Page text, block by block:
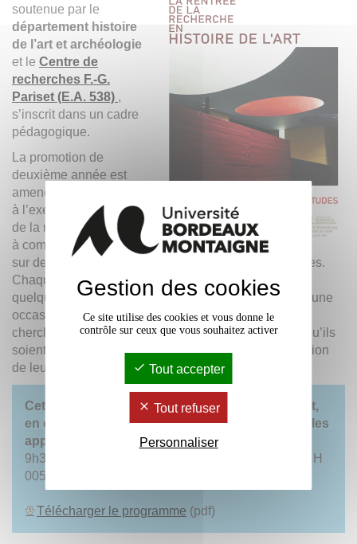
soutenue par le
département histoire
de l’art et archéologie
et le Centre de
recherches F.-G.
Pariset (E.A. 538) ,
s’inscrit dans un cadre
pédagogique.
La promotion de
deuxième année est
amenée à se confronter
à l’exercice académique
de la réponse à un appel
à communication articulé
sur des enjeux historiographiques ou méthodologiques.
Chaque étudiant·e peut ainsi faire une proposition,
quelque soit sa période ou son domaine. Il s’agit là d’une
occasion inédite pour ces jeunes chercheurs et
chercheuses de communiquer sur leurs sujets, bien qu’ils
soient encore à une étape intermédiaire de la réalisation
de leur mémoire.
Cette journée, ouverte à toutes et à tous, se veut,
en outre, un moment d’échange convivial entre les
apprentis chercheurs et leurs enseignants.
9h30 - 15h30 / Maison de l’Archéologie - Amphi ACH
005.
Télécharger le programme (pdf)
Gestion des cookies
Ce site utilise des cookies et vous donne le
contrôle sur ceux que vous souhaitez activer
Tout accepter
Tout refuser
Personnaliser